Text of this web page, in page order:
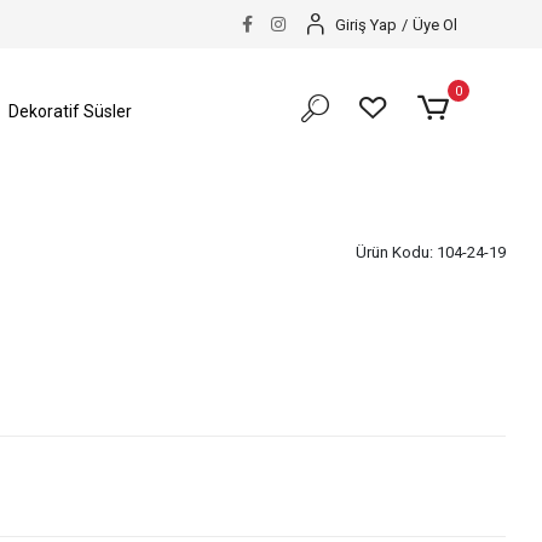
Giriş Yap / Üye Ol
Dekoratif Süsler
0
Ürün Kodu: 104-24-19